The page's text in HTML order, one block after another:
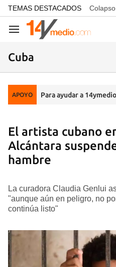
common.go-to-content
TEMAS DESTACADOS
Navegación
Cuba
APOYO Para ayudar a 14ymedio
El artista cubano
Alcántara
hambre
La curadora Claudia Genlui
"aunque aún en peligro, no
continúa listo"